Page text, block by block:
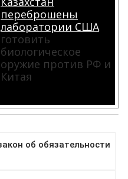
переброшены
лаборатории США
готовить
биологическое
оружие против РФ и
Китая